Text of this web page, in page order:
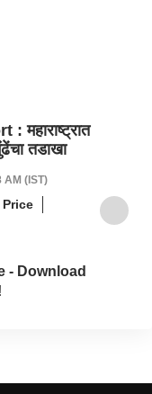
तडाखा
AM (IST)
- Download